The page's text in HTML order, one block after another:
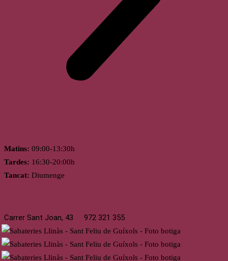
Matins: 09:00-13:30h
Tardes: 16:30-20:00h
Tancat: Diumenge
Carrer Sant Joan, 43 972 321 355